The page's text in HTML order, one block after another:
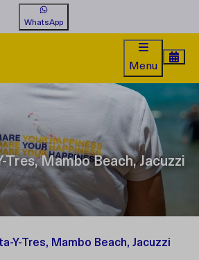
WhatsApp
Menu
Tres, Mambo Beach, Jacuzzi
Y-Tres, Mambo Beach, Jacuzzi